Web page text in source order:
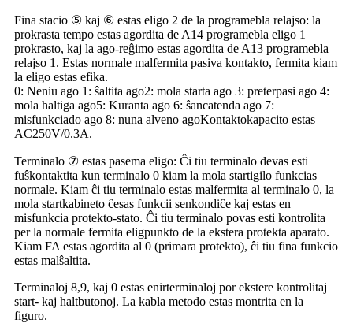
Fina stacio ⑤ kaj ⑥ estas eligo 2 de la programebla relajso: la
prokrasta tempo estas agordita de A14 programebla eligo 1
prokrasto, kaj la ago-reĝimo estas agordita de A13 programebla
relajso 1. Estas normale malfermita pasiva kontakto, fermita kiam
la eligo estas efika.
0: Neniu ago 1: ŝaltita ago2: mola starta ago 3: preterpasi ago 4:
mola haltiga ago5: Kuranta ago 6: ŝancatenda ago 7:
misfunkciado ago 8: nuna alveno agoKontaktokapacito estas
AC250V/0.3A.
Terminalo ⑦ estas pasema eligo: Ĉi tiu terminalo devas esti
fuŝkontaktita kun terminalo 0 kiam la mola startigilo funkcias
normale. Kiam ĉi tiu terminalo estas malfermita al terminalo 0, la
mola startkabineto ĉesas funkcii senkondiĉe kaj estas en
misfunkcia protekto-stato. Ĉi tiu terminalo povas esti kontrolita
per la normale fermita eligpunkto de la ekstera protekta aparato.
Kiam FA estas agordita al 0 (primara protekto), ĉi tiu fina funkcio
estas malŝaltita.
Terminaloj 8,9, kaj 0 estas enirterminaloj por ekstere kontrolitaj
start- kaj haltbutonoj. La kabla metodo estas montrita en la
figuro.